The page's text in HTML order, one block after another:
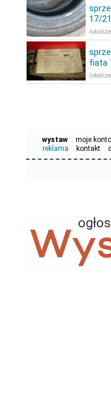
17/
fiata
wystaw moje konto
reklama
kontakt